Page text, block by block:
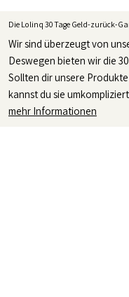
Die Lolinq 30 Tage Geld-zurück-
Wir sind überzeugt von
Deswegen bieten wir die
Sollten dir unsere
kannst du sie
mehr Informationen